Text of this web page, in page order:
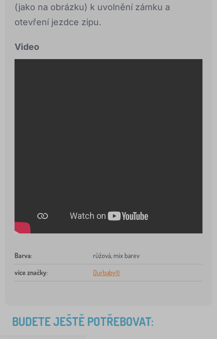
(jako na obrázku) k uvolnění zámku a
otevření jezdce zipu.
Video
Barva: růžová, mix barev
více značky: Ourbaby®
BUDETE JEŠTĚ POTŘEBOVAT: